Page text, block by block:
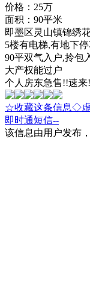
价格：25万
面积：90平米
即墨区灵山镇锦绣
5楼有电梯,有地下
90平双气入户,拎包
大产权能过户
个人房东急售!!速来
☆收藏这条信息◇虚
即时通短信--
该信息由用户发布